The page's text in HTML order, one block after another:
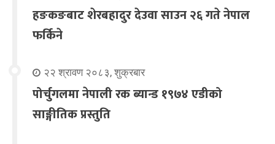
हङकङबाट शेरबहादुर देउवा साउन २६ गते नेपाल
फर्किने
२२ श्रावण २०८३, शुक्रबार
पोर्चुगलमा नेपाली रक ब्यान्ड १९७४ एडीको
साङ्गीतिक प्रस्तुति